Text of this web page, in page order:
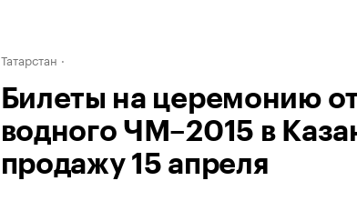
Татарстан
Билеты на церемонию
водного ЧМ–2015 в
продажу 15 апреля